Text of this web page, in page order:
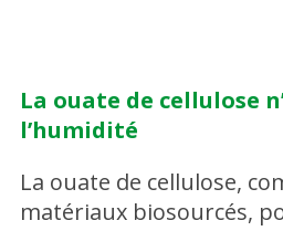
La ouate de cellulose
l’humidité
La ouate de cellulose,
matériaux biosourcés,